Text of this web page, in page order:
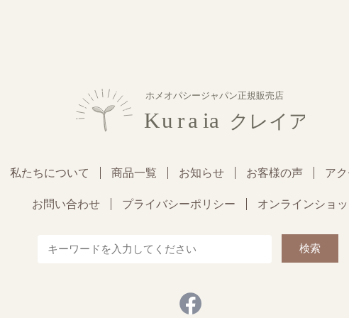
私たちについて 商品一覧 お知らせ お客様の声 ア
お問い合わせ プライバシーポリシー オンラインショ
検索